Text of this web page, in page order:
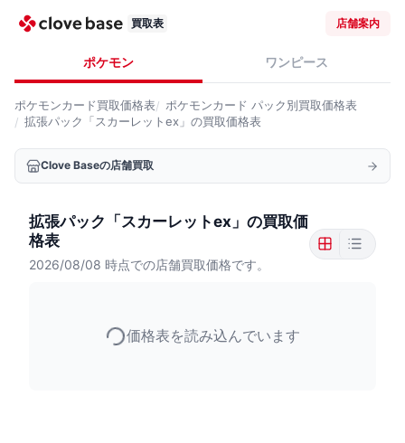
買取表 店舗案内
ポケモン ワンピース
ポケモンカード買取価格表 ポケモンカード パック別買取価格表
拡張パック「スカーレットex」の買取価格表
Clove Baseの店舗買取
拡張パック「スカーレットex」の買取価
格表
2026/08/08 時点での店舗買取価格です。
価格表を読み込んでいます